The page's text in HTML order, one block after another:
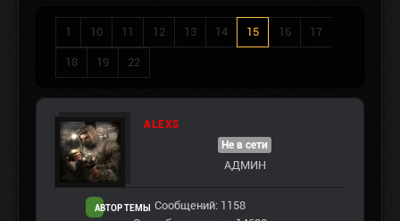
1 10 11 12 13 14 15 16 17
18 19 22
ALEXS
АВТОР ТЕМЫ
Не в сети
АДМИН
Сообщений: 1158